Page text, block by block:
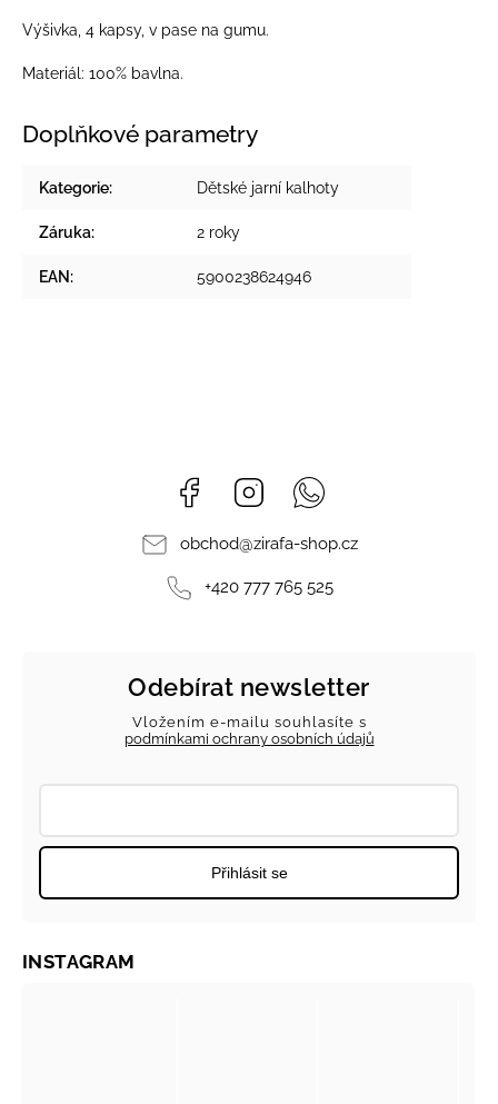
Výšivka, 4 kapsy, v pase na gumu.
Materiál: 100% bavlna.
Doplňkové parametry
Kategorie: Dětské jarní kalhoty
Záruka: 2 roky
EAN: 5900238624946
Facebook Instagram
obchod@zirafa-shop.cz
+420 777 765 525
Odebírat newsletter
Vložením e-mailu souhlasíte s
podmínkami ochrany osobních údajů
Přihlásit se
INSTAGRAM